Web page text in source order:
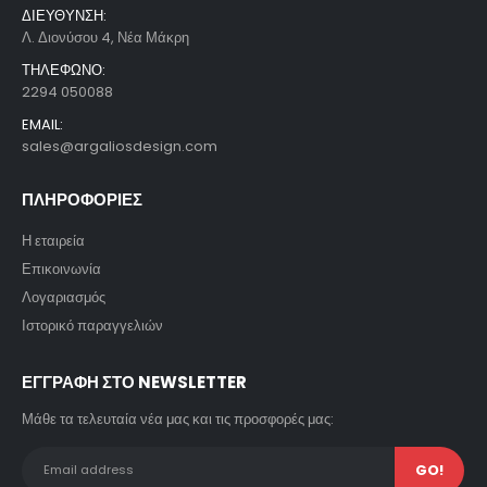
ΔΙΕΥΘΥΝΣΗ:
Λ. Διονύσου 4, Νέα Μάκρη
ΤΗΛΕΦΩΝΟ:
2294 050088
EMAIL:
sales@argaliosdesign.com
ΠΛΗΡΟΦΟΡΙΕΣ
Η εταιρεία
Επικοινωνία
Λογαριασμός
Ιστορικό παραγγελιών
ΕΓΓΡΑΦΗ ΣΤΟ NEWSLETTER
Μάθε τα τελευταία νέα μας και τις προσφορές μας: